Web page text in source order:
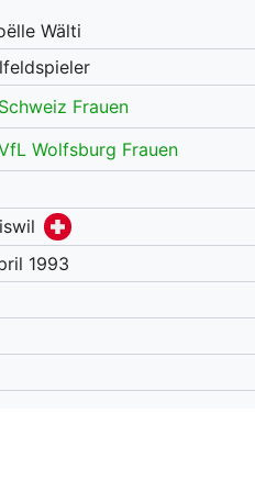
downloaden
Wälti
Schweiz Frauen
Wolfsburg Frauen
1993